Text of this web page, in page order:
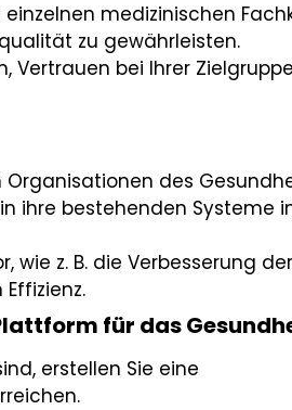
medizinischen
zu gewährleisten.
Vertrauen bei Ihrer Zielgruppe
des
ihre bestehenden Systeme
wie z. B. die Verbesserung der
für das
erstellen Sie eine